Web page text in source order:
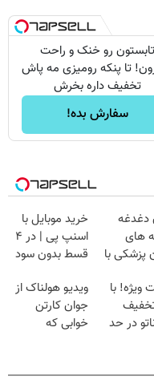
تابستون رو خنک و راحت
تا پنکه رومیزی مه پاش
تخفیف داره بخرش
سفارش بده!
دغدغه
های
پزشکی با
خرید موبایل با
اسنپ پی | در ۴
قسط بدون سود
ویژه! با
در حد
ویدیو هولناک از
جوان کارتن
خوابی که